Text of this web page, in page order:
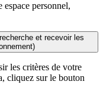
personnel,
et recevoir les
les critères de votre
cliquez sur le bouton